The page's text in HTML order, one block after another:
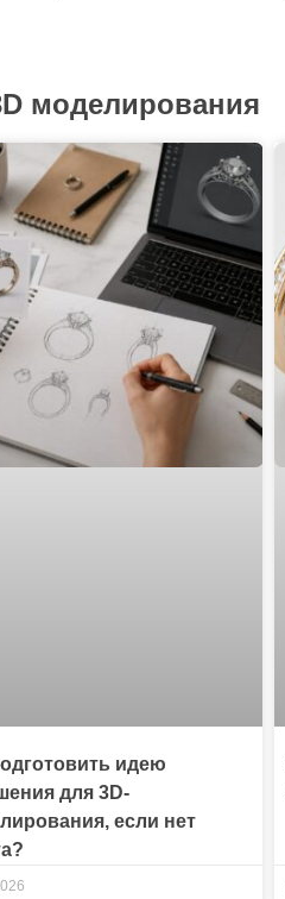
моделирования
идею
для 3D-
если нет